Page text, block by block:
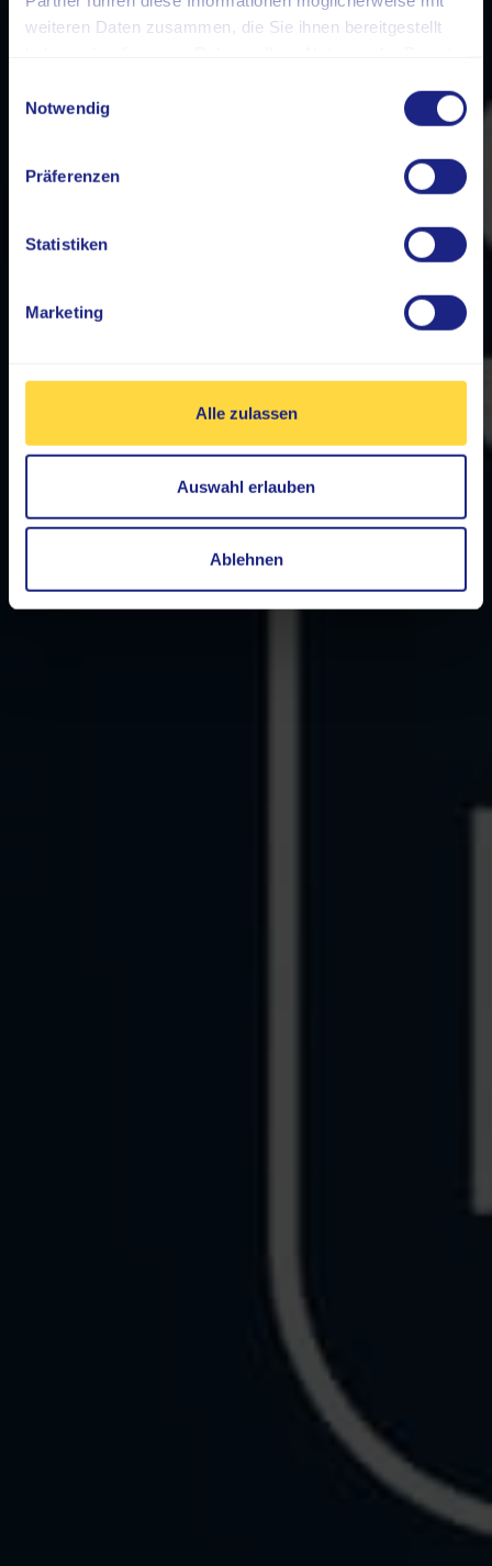
weiteren Daten zusammen, die Sie ihnen bereitgestellt
Notwendig
Präferenzen
Statistiken
Marketing
Alle zulassen
Auswahl erlauben
Ablehnen